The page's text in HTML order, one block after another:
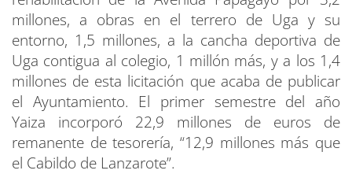
millones, a obras en el terrero de Uga y su
entorno, 1,5 millones, a la cancha deportiva de
Uga contigua al colegio, 1 millón más, y a los 1,4
millones de esta licitación que acaba de publicar
el Ayuntamiento. El primer semestre del año
Yaiza incorporó 22,9 millones de euros de
remanente de tesorería, “12,9 millones más que
el Cabildo de Lanzarote”.